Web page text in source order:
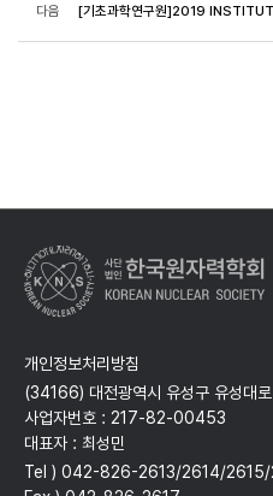
다음
개인정보처리방침
(34166) 대전광역시 유성구 유성대
사업자번호 : 217-82-00453
대표자 : 최성민
Tel ) 042-826-2613/2614/